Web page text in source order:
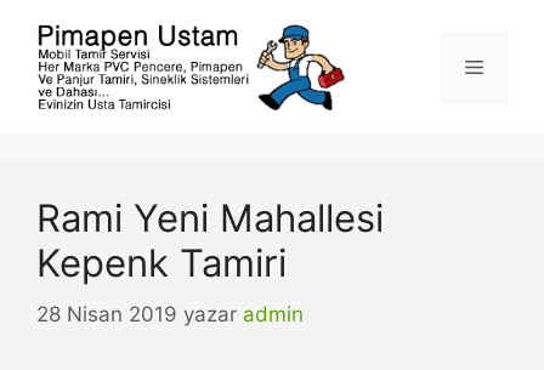
Menü
Rami Yeni Mahallesi
Kepenk Tamiri
28 Nisan 2019 yazar admin